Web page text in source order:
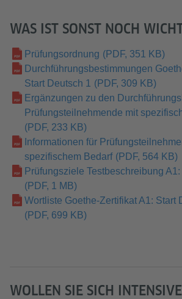
WAS IST SONST NOCH
Prüfungsordnung (PDF, 351 KB)
Durchführungsbestimmungen
Start Deutsch 1
(PDF, 309 KB)
Ergänzungen zu den
Prüfungsteilnehmende mit
(PDF, 233 KB)
Informationen für
spezifischem Bedarf (PDF, 564 KB)
Prüfungsziele Testbeschreibung A1:
(PDF, 1 MB)
Wortliste Goethe-Zertifikat A1: Start
(PDF, 699 KB)
WOLLEN SIE SICH